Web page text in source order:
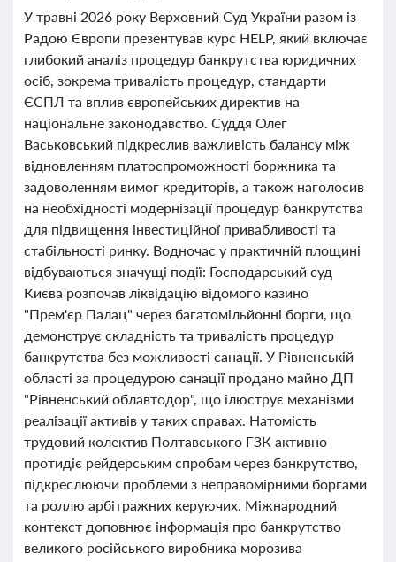
У травні 2026 року Верховний Суд України разом із
Радою Європи презентував курс HELP, який включає
глибокий аналіз процедур банкрутства юридичних
осіб, зокрема тривалість процедур, стандарти
ЄСПЛ та вплив європейських директив на
національне законодавство. Суддя Олег
Васьковський підкреслив важливість балансу між
відновленням платоспроможності боржника та
задоволенням вимог кредиторів, а також наголосив
на необхідності модернізації процедур банкрутства
для підвищення інвестиційної привабливості та
стабільності ринку. Водночас у практичній площині
відбуваються значущі події: Господарський суд
Києва розпочав ліквідацію відомого казино
"Прем'єр Палац" через багатомільйонні борги, що
демонструє складність та тривалість процедур
банкрутства без можливості санації. У Рівненській
області за процедурою санації продано майно ДП
"Рівненський облавтодор", що ілюструє механізми
реалізації активів у таких справах. Натомість
трудовий колектив Полтавського ГЗК активно
протидіє рейдерським спробам через банкрутство,
підкреслюючи проблеми з неправомірними боргами
та роллю арбітражних керуючих. Міжнародний
контекст доповнює інформація про банкрутство
великого російського виробника морозива